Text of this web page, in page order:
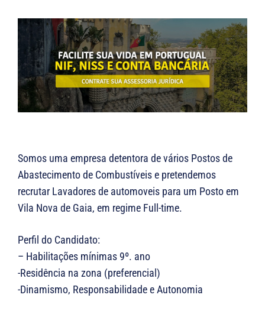
Somos uma empresa detentora de vários Postos de
Abastecimento de Combustíveis e pretendemos
recrutar Lavadores de automoveis para um Posto em
Vila Nova de Gaia, em regime Full-time.
Perfil do Candidato:
– Habilitações mínimas 9º. ano
-Residência na zona (preferencial)
-Dinamismo, Responsabilidade e Autonomia